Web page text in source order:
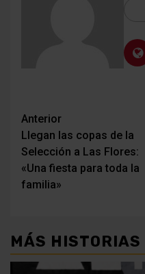
Navegación
de
entradas
Anterior
Llegan las copas de la
Selección a Las Flores:
«Una fiesta para toda la
familia»
MÁS HISTORIAS